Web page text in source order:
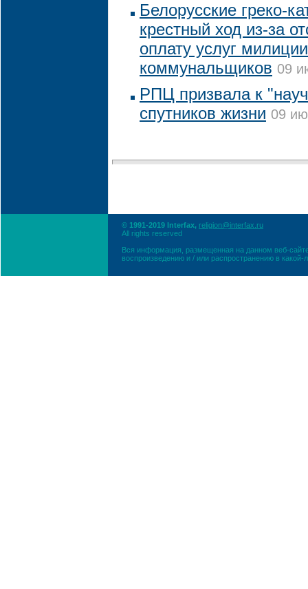
Белорусские греко-
крестный ход из-за
оплату услуг
коммунальщиков 09
РПЦ призвала к
спутников жизни 09
© 1991-2019 Interfax, religion@interfax.ru
All rights reserved
Вся информация, размещенная на данном веб-
воспроизведению и / или распространению в